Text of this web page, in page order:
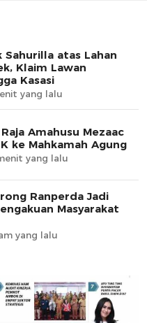
Sahurilla atas Lahan
Klaim Lawan
Kasasi
yang lalu
Amahusu Mezaac
ke Mahkamah Agung
yang lalu
Ranperda Jadi
Masyarakat
yang lalu